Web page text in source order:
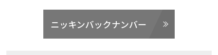
ニッキンバックナンバー